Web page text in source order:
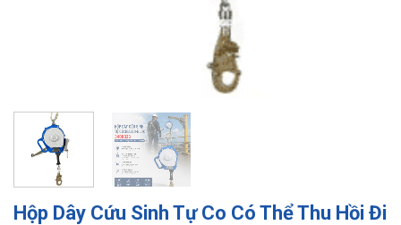
Hộp Dây Cứu Sinh Tự Co Có Thể Thu Hồi Đi